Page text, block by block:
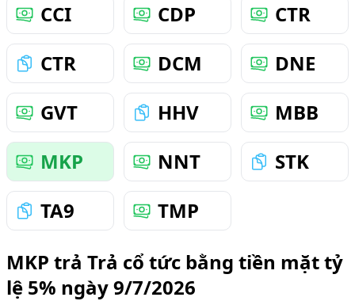
CCI
CDP
CTR
CTR
DCM
DNE
GVT
HHV
MBB
MKP
NNT
STK
TA9
TMP
MKP trả Trả cổ tức bằng tiền mặt tỷ
lệ 5% ngày 9/7/2026